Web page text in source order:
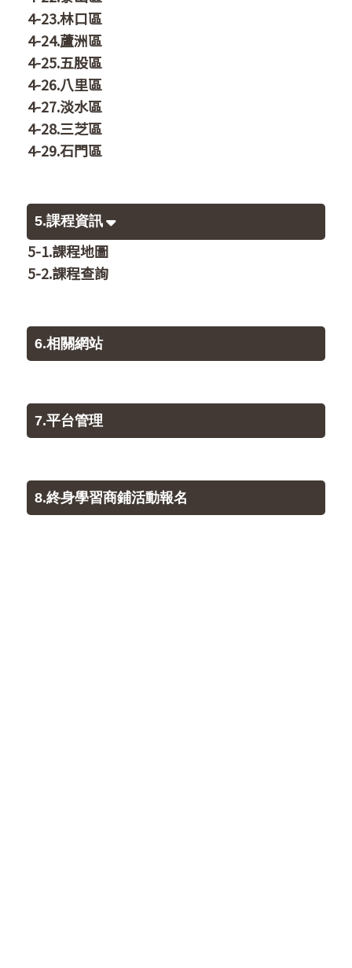
4-23.林口區
4-24.蘆洲區
4-25.五股區
4-26.八里區
4-27.淡水區
4-28.三芝區
4-29.石門區
5.課程資訊
5-1.課程地圖
5-2.課程查詢
6.相關網站
7.平台管理
8.終身學習商鋪活動報名